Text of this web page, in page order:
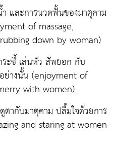
และการนวดฟั้นของมาตุคาม
of massage,
down by woman)
ะซี้ เล่นหัว สัพยอก กับ
ย่างนั้น (enjoyment of
with women)
ตากับมาตุคาม ปลื้มใจด้วยการ
and staring at women